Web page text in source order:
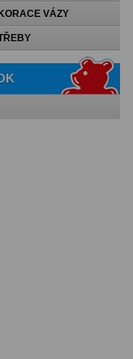
VÁZY